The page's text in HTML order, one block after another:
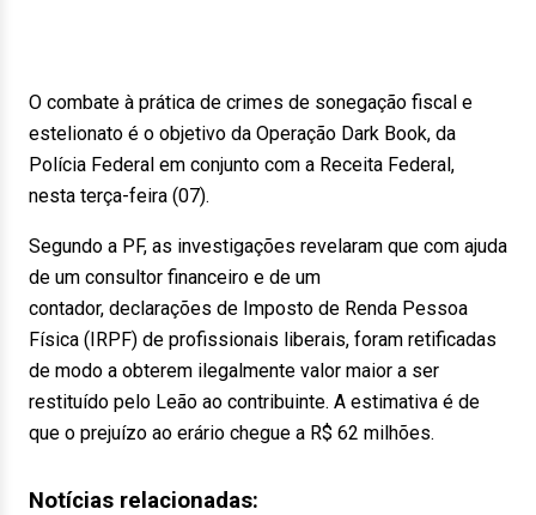
O combate à prática de crimes de sonegação fiscal e
estelionato é o objetivo da Operação Dark Book, da
Polícia Federal em conjunto com a Receita Federal,
nesta terça-feira (07).
Segundo a PF, as investigações revelaram que com ajuda
de um consultor financeiro e de um
contador, declarações de Imposto de Renda Pessoa
Física (IRPF) de profissionais liberais, foram retificadas
de modo a obterem ilegalmente valor maior a ser
restituído pelo Leão ao contribuinte. A estimativa é de
que o prejuízo ao erário chegue a R$ 62 milhões.
Notícias relacionadas: